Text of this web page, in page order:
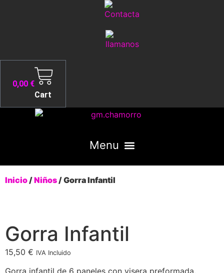
0,00 €
Cart
Inicio /Niños / Gorra Infantil
Gorra Infantil
15,50 € IVA Incluido